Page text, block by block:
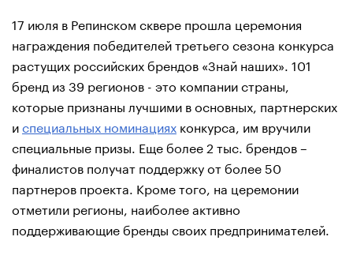
17 июля в Репинском сквере прошла церемония
награждения победителей третьего сезона конкурса
растущих российских брендов «Знай наших». 101
бренд из 39 регионов - это компании страны,
которые признаны лучшими в основных, партнерских
испециальных номинациях конкурса, им вручили
специальные призы. Еще более 2 тыс. брендов –
финалистов получат поддержку от более 50
партнеров проекта. Кроме того, на церемонии
отметили регионы, наиболее активно
поддерживающие бренды своих предпринимателей.